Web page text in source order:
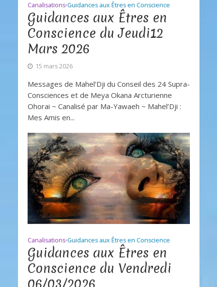
Canalisations•Guidances aux Êtres en Conscience
Guidances aux Êtres en
Conscience du Jeudi12
Mars 2026
15 mars 2026
Messages de Mahel’Dji du Conseil des 24 Supra-
Consciences et de Meya Okana Arcturienne
Ohorai ~ Canalisé par Ma-Yawaeh ~ Mahel’Dji :
Mes Amis en...
Canalisations•Guidances aux Êtres en Conscience
Guidances aux Êtres en
Conscience du Vendredi